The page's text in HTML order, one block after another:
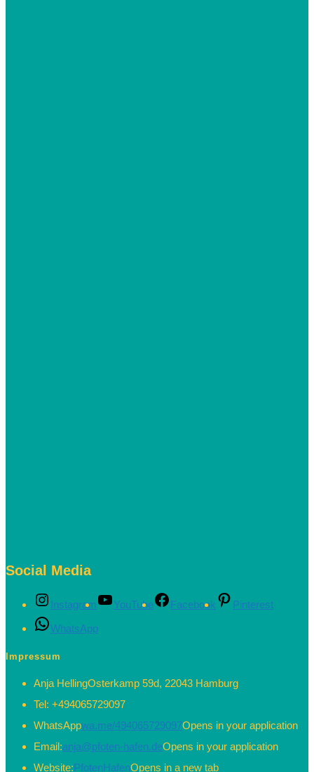
Social Media
Instagram YouTube Facebook
Pinterest
WhatsApp
Impressum
Anja HellingOsterkamp 59d, 22043 Hamburg
Tel: +494065729097
WhatsAppwa.me/494065729097Opens in your application
Email:anja@pfoten-hafen.deOpens in your application
Website:PfotenHafenOpens in a new tab